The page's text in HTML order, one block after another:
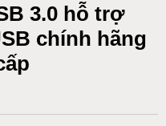
3.0 hỗ trợ
chính hãng